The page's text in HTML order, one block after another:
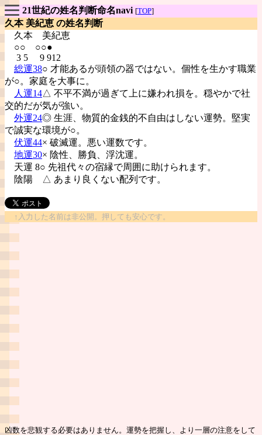
21世紀の姓名判断命名navi [TOP]
久本 美紀恵 の姓名判断
久本 美紀恵
○○ ○○●
3 5 9 912
総運38○ 才能あるが頭領の器ではない。個性を生かす職業
が○。家庭を大事に。
人運14△ 不平不満が過ぎて上に嫌われ損を。穏やかで社
交的だが気が強い。
外運24◎ 生涯、物質的金銭的不自由はしない運勢。堅実
で誠実な環境が○。
伏運44× 破滅運。悪い運数です。
地運30× 陰性、勝負、浮沈運。
天運 8○ 先祖代々の宿縁で周囲に助けられます。
陰陽
△ あまり良くない配列です。
↑入力した名前は非公開。押しても安心です。
凶数を悲観する必要はありません。運勢を把握し、より一層の注意をして